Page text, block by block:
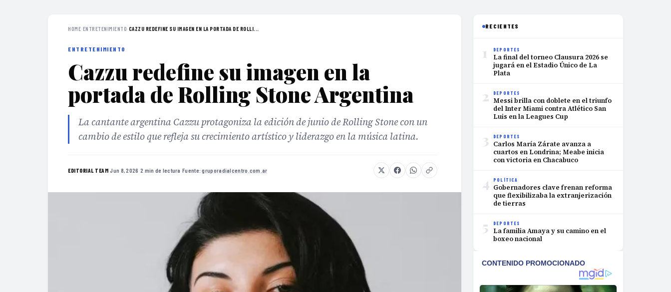
HOME›ENTRETENIMIENTO› CAZZU REDEFINE SU IMAGEN EN LA PORTADA DE ROLLI...
ENTRETENIMIENTO
Cazzu redefine su imagen en la
portada de Rolling Stone Argentina
La cantante argentina Cazzu protagoniza la edición de junio de Rolling Stone con un
cambio de estilo que refleja su crecimiento artístico y liderazgo en la música latina.
EDITORIAL TEAM·Jun 8, 2026 ·2 min de lectura ·Fuente:gruporadialcentro.com.ar
RECIENTES
1 DEPORTES
La final del torneo Clausura 2026 se
jugará en el Estadio Único de La
Plata
2 DEPORTES
Messi brilla con doblete en el triunfo
del Inter Miami contra Atlético San
Luis en la Leagues Cup
3 DEPORTES
Carlos María Zárate avanza a
cuartos en Londrina; Meabe inicia
con victoria en Chacabuco
4 POLÍTICA
Gobernadores clave frenan reforma
que flexibilizaba la extranjerización
de tierras
5 DEPORTES
La familia Amaya y su camino en el
boxeo nacional